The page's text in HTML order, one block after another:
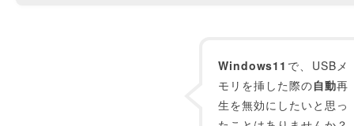
Windows11 で、USBメ
モリを挿した際の自動再
生を無効にしたいと思っ